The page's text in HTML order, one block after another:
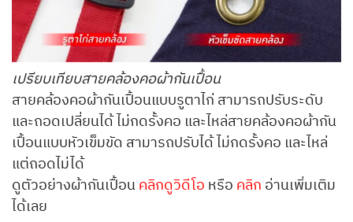
เปรียบเทียบสายคล้องคอผ้ากันเปื้อน
สายคล้องคอผ้ากันเปื้อนแบบรูตาไก่ สามารถปรับระดับ
และถอดเปลี่ยนได้ ไม่กดรั้งคอ และไหล่สายคล้องคอผ้ากัน
เปื้อนแบบหัวเข็มขัด สามารถปรับได้ ไม่กดรั้งคอ และไหล่
แต่ถอดไม่ได้
ดูตัวอย่างผ้ากันเปื้อนคลิกดูวิดีโอ หรือ คลิก อ่านเพิ่มเติม
ได้เลย